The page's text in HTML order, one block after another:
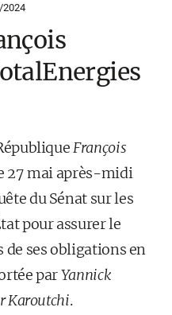
François
27 mai après-midi
du Sénat sur les
pour assurer le
de ses obligations en
parYannick
Karoutchi.